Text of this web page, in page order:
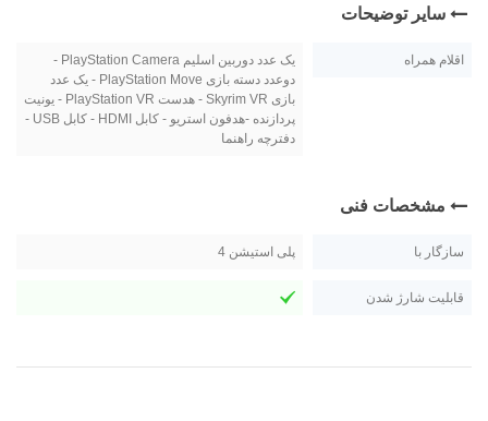
سایر توضیحات
اقلام همراه
یک عدد دوربین اسلیم PlayStation Camera -
دوعدد دسته بازی PlayStation Move - یک عدد
بازی Skyrim VR - هدست PlayStation VR - یونیت
پردازنده -هدفون استریو - کابل HDMI - کابل USB -
دفترچه راهنما
مشخصات فنی
سازگار با پلی استیشن 4
قابلیت شارژ شدن